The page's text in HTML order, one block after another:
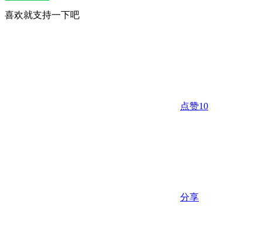
喜欢就支持一下吧
点赞10
分享